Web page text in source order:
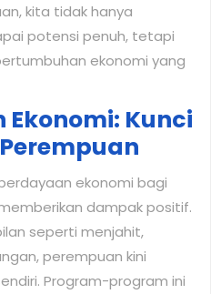
kita tidak hanya
potensi penuh, tetapi
ekonomi yang
Kunci
ekonomi bagi
dampak positif.
seperti menjahit,
perempuan kini
Program-program ini